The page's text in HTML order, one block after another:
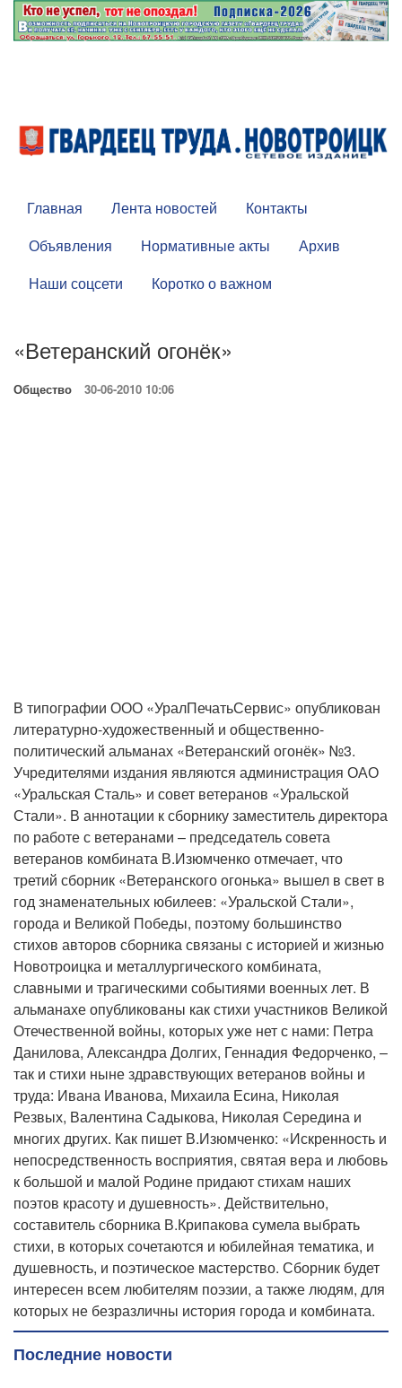
Главная Лента новостей
Контакты
Объявления
Нормативные акты
Архив
Наши соцсети
Коротко о важном
«Ветеранский огонёк»
Общество 30-06-2010 10:06
В типографии ООО «УралПечатьСервис» опубликован
литературно-художественный и общественно-
политический альманах «Ветеранский огонёк» №3.
Учредителями издания являются администрация ОАО
«Уральская Сталь» и совет ветеранов «Уральской
Стали». В аннотации к сборнику заместитель директора
по работе с ветеранами – председатель совета
ветеранов комбината В.Изюмченко отмечает, что
третий сборник «Ветеранского огонька» вышел в свет в
год знаменательных юбилеев: «Уральской Стали»,
города и Великой Победы, поэтому большинство
стихов авторов сборника связаны с историей и жизнью
Новотроицка и металлургического комбината,
славными и трагическими событиями военных лет. В
альманахе опубликованы как стихи участников Великой
Отечественной войны, которых уже нет с нами: Петра
Данилова, Александра Долгих, Геннадия Федорченко, –
так и стихи ныне здравствующих ветеранов войны и
труда: Ивана Иванова, Михаила Есина, Николая
Резвых, Валентина Садыкова, Николая Середина и
многих других. Как пишет В.Изюмченко: «Искренность и
непосредственность восприятия, святая вера и любовь
к большой и малой Родине придают стихам наших
поэтов красоту и душевность». Действительно,
составитель сборника В.Крипакова сумела выбрать
стихи, в которых сочетаются и юбилейная тематика, и
душевность, и поэтическое мастерство. Сборник будет
интересен всем любителям поэзии, а также людям, для
которых не безразличны история города и комбината.
Последние новости